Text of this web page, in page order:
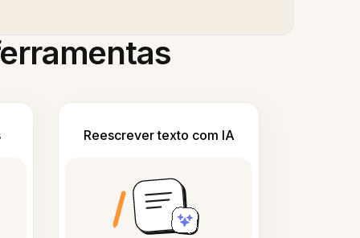
Reescrever texto com IA